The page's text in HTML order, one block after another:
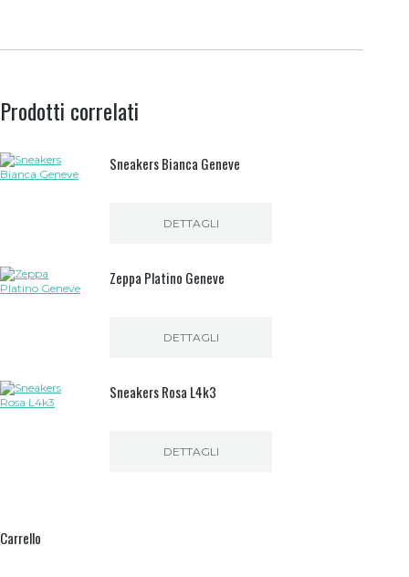
Prodotti correlati
Sneakers Bianca Geneve
DETTAGLI
Zeppa Platino Geneve
DETTAGLI
Sneakers Rosa L4k3
DETTAGLI
Carrello